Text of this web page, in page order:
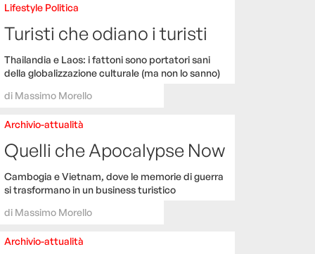
Lifestyle Politica
Turisti che odiano i turisti
Thailandia e Laos: i fattoni sono portatori sani
della globalizzazione culturale (ma non lo sanno)
di Massimo Morello
Archivio-attualità
Quelli che Apocalypse Now
Cambogia e Vietnam, dove le memorie di guerra
si trasformano in un business turistico
di Massimo Morello
Archivio-attualità